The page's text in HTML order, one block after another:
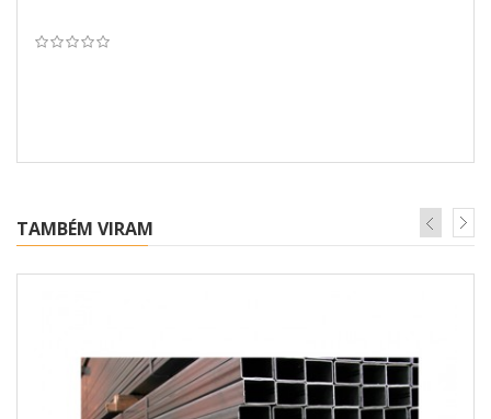
TAMBÉM VIRAM